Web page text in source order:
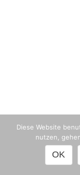
Diese Website
nutzen,
OK